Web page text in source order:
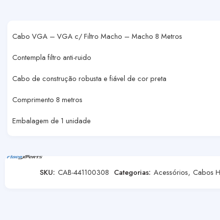
Cabo VGA – VGA c/ Filtro Macho – Macho 8 Metros
Contempla filtro anti-ruido
Cabo de construção robusta e fiável de cor preta
Comprimento 8 metros
Embalagem de 1 unidade
SKU: CAB-441100308 Categorias: Acessórios, Cabos